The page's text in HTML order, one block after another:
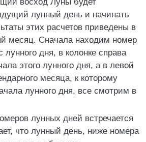
лунный день и начинать
этих расчетов приведены в
месяц. Сначала находим номер
лунного дня, в колонке справа
этого лунного дня, а в левой
месяца, к которому
лунного дня, все смотрим в
лунных дней встречается
что лунный день, ниже номера